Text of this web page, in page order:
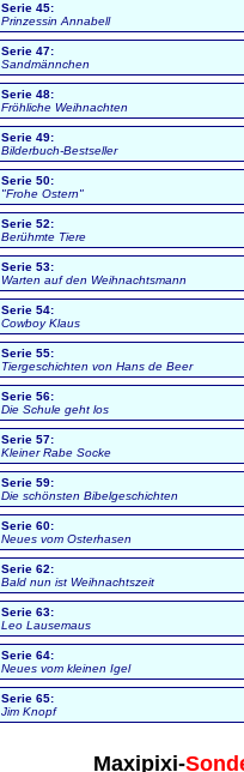
Serie 45:
Prinzessin Annabell
Serie 47:
Sandmännchen
Serie 48:
Fröhliche Weihnachten
Serie 49:
Bilderbuch-Bestseller
Serie 50:
"Frohe Ostern"
Serie 52:
Berühmte Tiere
Serie 53:
Warten auf den Weihnachtsmann
Serie 54:
Cowboy Klaus
Serie 55:
Tiergeschichten von Hans de Beer
Serie 56:
Die Schule geht los
Serie 57:
Kleiner Rabe Socke
Serie 59:
Die schönsten Bibelgeschichten
Serie 60:
Neues vom Osterhasen
Serie 62:
Bald nun ist Weihnachtszeit
Serie 63:
Leo Lausemaus
Serie 64:
Neues vom kleinen Igel
Serie 65:
Jim Knopf
Maxipixi-